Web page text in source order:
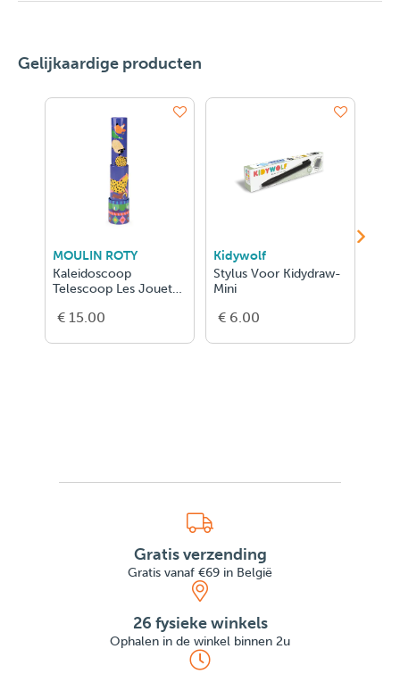
Gelijkaardige producten
MOULIN ROTY
Kaleidoscoop
Telescoop Les Jouets
€ 15.00
Kidywolf
Stylus Voor Kidydraw-
Mini
€ 6.00
Gratis verzending
Gratis vanaf €69 in België
26 fysieke winkels
Ophalen in de winkel binnen 2u